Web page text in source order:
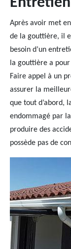
Après avoir met
de la gouttière, il
besoin d’un
la gouttière a
Faire appel à un
assurer la
que tout d’abord,
endommagé par
produire des
possède pas de